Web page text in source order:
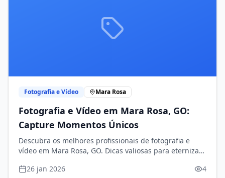
Fotografia e Vídeo Mara Rosa
Fotografia e Vídeo em Mara Rosa, GO:
Capture Momentos Únicos
Descubra os melhores profissionais de fotografia e
vídeo em Mara Rosa, GO. Dicas valiosas para eternizar
26 jan 2026
4